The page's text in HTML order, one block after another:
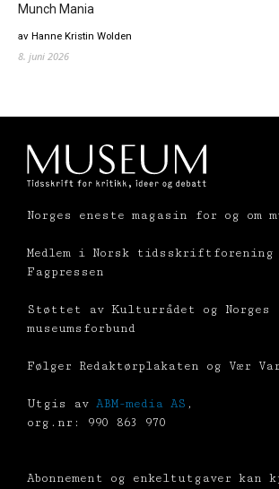
Munch Mania
av Hanne Kristin Wolden
8. juni 2026
Norges eneste magasin for og om
Medlem i Norsk tidsskriftforening
Fagpressen
Støttet av Kulturrådet og Norges
museumsforbund
Følger Redaktørplakaten og Vær
Utgis av ABM-media AS ,
org.nr: 990 863 970
Abonnement og enkeltutgaver kan